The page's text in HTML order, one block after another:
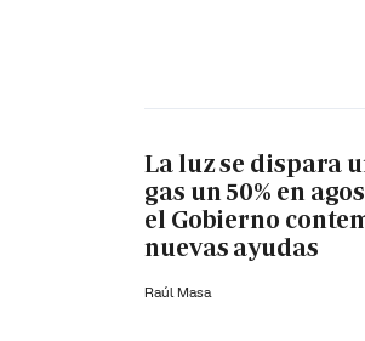
La luz se dispara
gas un 50% en
el Gobierno
nuevas ayudas
Raúl Masa